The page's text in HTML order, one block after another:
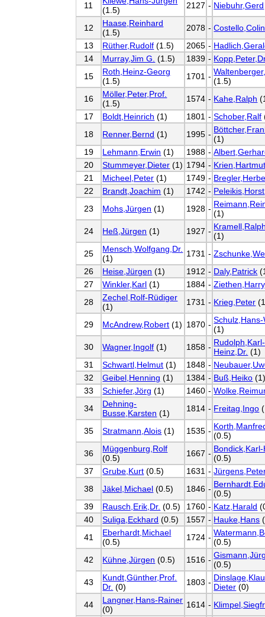
11
(1.5)
2127 - Niebuhr,Gerd
12
Haase,Reinhard
(1.5)
2078 - Costello,Colin
13
Rüther,Rudolf (1.5) 2065 -
14
Murray,Jim G. (1.5) 1839 -
15
Roth,Heinz-Georg
(1.5)
1701 - (1.5)
16
Möller,Peter,Prof.
(1.5)
1574 - Kahe,Ralph
17
Boldt,Heinrich (1) 1801 - Schober,Ralf
18
Renner,Bernd (1) 1995 - (1)
19
Lehmann,Erwin (1) 1988 -
20
Stummeyer,Dieter (1) 1794 -
21
Micheel,Peter (1) 1749 -
22
Brandt,Joachim (1) 1742 - Peleikis,Horst
23
Mohs,Jürgen (1) 1928 - (1)
24
Heß,Jürgen (1) 1927 - (1)
25
Mensch,Wolfgang,Dr.
(1)
1731 -
26
Heise,Jürgen (1) 1912 - Daly,Patrick
27
Winkler,Karl (1) 1884 -
28
Zechel,Rolf-Rüdiger
(1)
1731 - Krieg,Peter
29 McAndrew,Robert (1) 1870 - (1)
30
Wagner,Ingolf (1) 1858 - Rudolph,Karl-
Heinz,Dr. (1)
31
Schwartl,Helmut (1) 1848 -
32
Geibel,Henning (1) 1384 - Buß,Heiko
33
Schiefer,Jörg (1) 1460 -
34
Dehning-
Busse,Karsten (1) 1814 - Freitag,Ingo
35 Stratmann,Alois (1) 1535 - (0.5)
36
Müggenburg,Rolf
(0.5)
1667 - (0.5)
37
Grube,Kurt (0.5) 1631 -
38
Jäkel,Michael (0.5) 1846 - (0.5)
39
Rausch,Erik,Dr. (0.5) 1760 - Katz,Harald
40
Suliga,Eckhard (0.5) 1557 - Hauke,Hans
41
Eberhardt,Michael
(0.5)
1724 - (0.5)
42
Kühne,Jürgen (0.5) 1516 - (0.5)
43
Kundt,Günther,Prof.
Dr. (0) 1803 - Dieter (0)
44
Langner,Hans-Rainer
(0)
1614 -